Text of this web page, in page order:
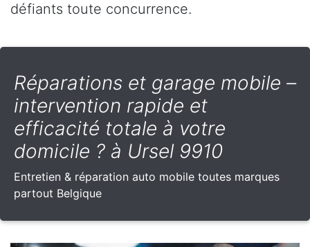
défiants toute concurrence.
Réparations et garage mobile –
intervention rapide et
efficacité totale à votre
domicile ? à Ursel 9910
Entretien & réparation auto mobile toutes marques
partout Belgique